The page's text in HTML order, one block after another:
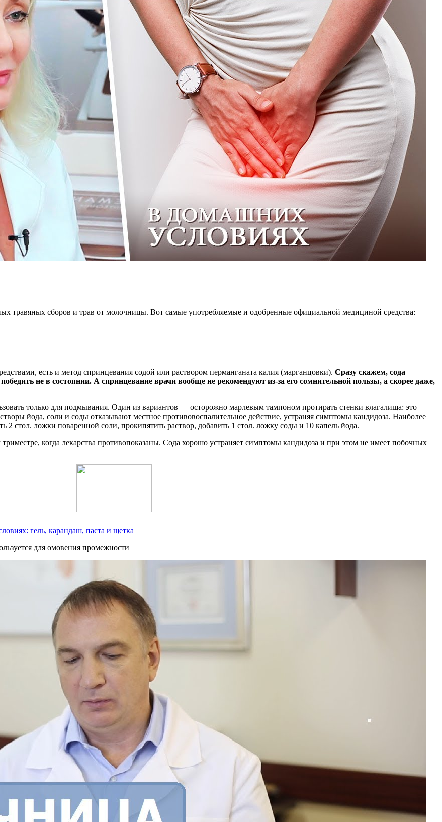
травяных сборов и трав от молочницы. Вот самые употребляемые и одобренные официальной медициной средства:
есть и метод спринцевания содой или раствором перманганата калия (марганцовки). Сразу скажем, сода
не в состоянии. А спринцевание врачи вообще не рекомендуют из-за его сомнительной пользы, а скорее даже,
только для подмывания. Один из вариантов — осторожно марлевым тампоном протирать стенки влагалища: это
йода, соли и соды отказывают местное противовоспалительное действие, устраняя симптомы кандидоза. Наиболее
2 стол. ложки поваренной соли, прокипятить раствор, добавить 1 стол. ложку соды и 10 капель йода.
когда лекарства противопоказаны. Сода хорошо устраняет симптомы кандидоза и при этом не имеет побочных
гель, карандаш, паста и щетка
для омовения промежности